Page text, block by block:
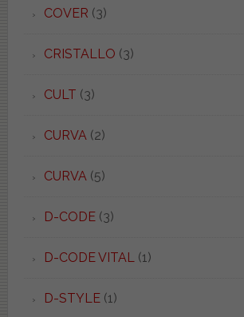
COVER (3)
CRISTALLO (3)
CULT (3)
CURVA(2)
CURVA(5)
D-CODE(3)
D-CODE VITAL(1)
D-STYLE(1)